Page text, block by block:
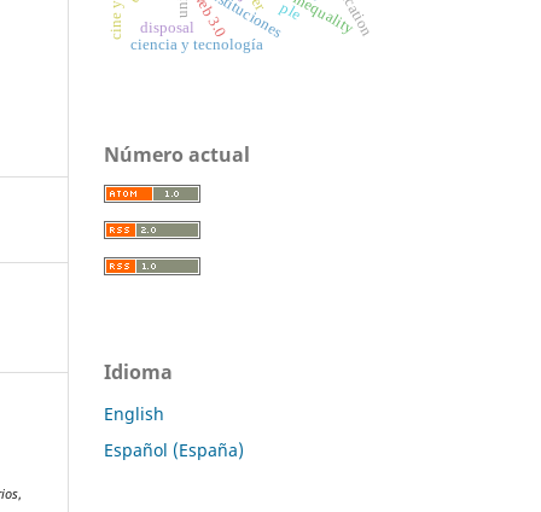
,
instituciones
disposal
ciencia y tecnología
ple
web 3.0
Número actual
Idioma
English
Español (España)